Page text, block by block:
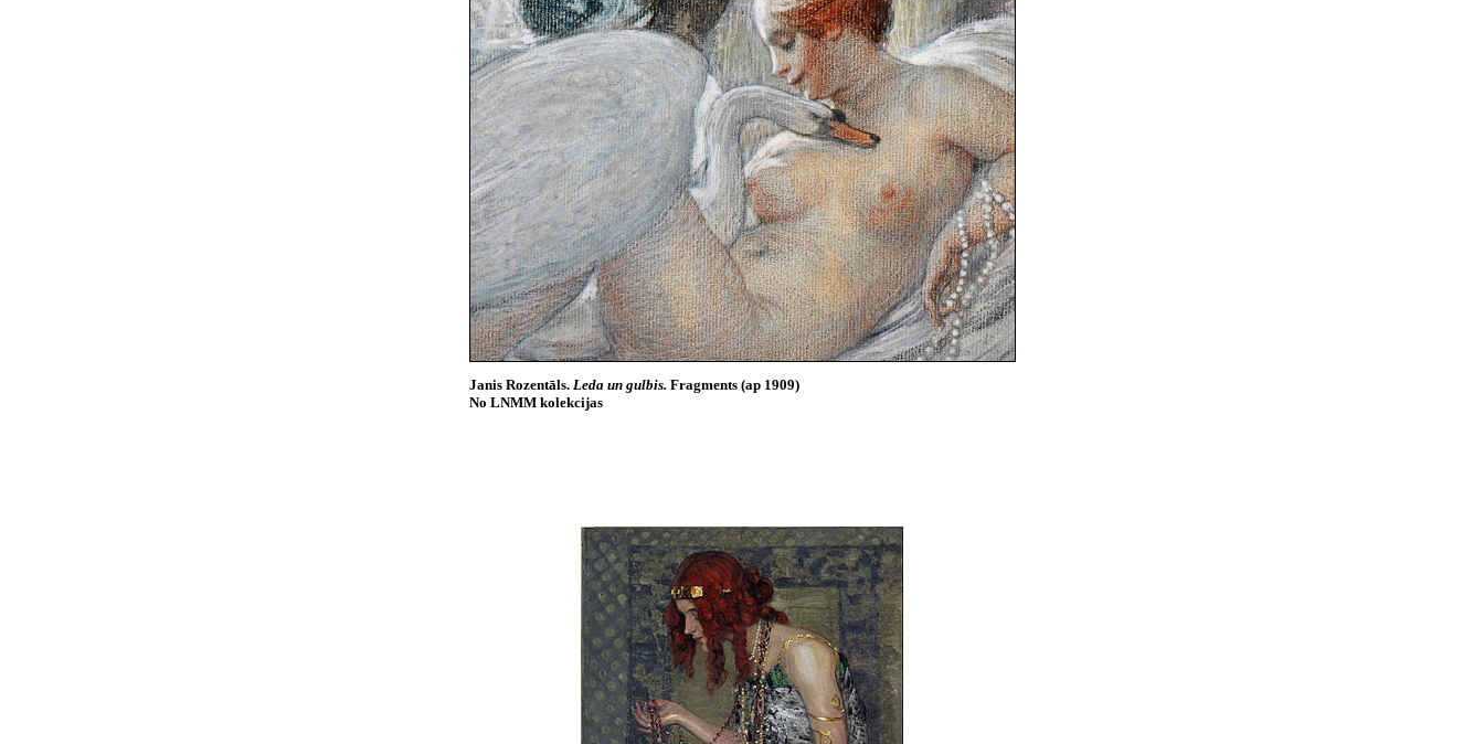
Janis Rozentāls. Leda un gulbis. Fragments (ap 1909)
No LNMM kolekcijas